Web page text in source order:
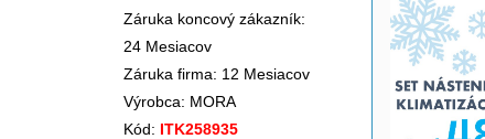
Záruka koncový zákazník:
24 Mesiacov
Záruka firma: 12 Mesiacov
Výrobca: MORA
Kód: ITK258935